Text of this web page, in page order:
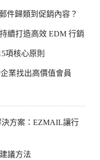
件歸類到促銷內容？
續打造高效 EDM 行銷
項核心原則
業找出高價值會員
方案：EZMAIL讓行
議方法